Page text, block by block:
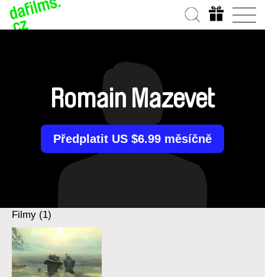
Romain Mazevet
Předplatit US $6.99 měsíčně
Filmy (1)